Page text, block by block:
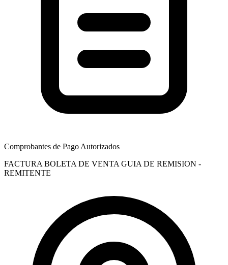
Comprobantes de Pago Autorizados
FACTURA BOLETA DE VENTA GUIA DE REMISION -
REMITENTE